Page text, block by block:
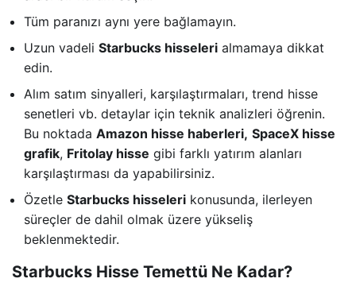
Tüm paranızı aynı yere bağlamayın.
Uzun vadeliStarbucks hisseleri almamaya dikkat
edin.
Alım satım sinyalleri, karşılaştırmaları, trend hisse
senetleri vb. detaylar için teknik analizleri öğrenin.
Bu noktadaAmazon hisse haberleri, SpaceX hisse
grafik, Fritolay hisse gibi farklı yatırım alanları
karşılaştırması da yapabilirsiniz.
ÖzetleStarbucks hisseleri konusunda, ilerleyen
süreçler de dahil olmak üzere yükseliş
beklenmektedir.
Starbucks Hisse Temettü Ne Kadar?